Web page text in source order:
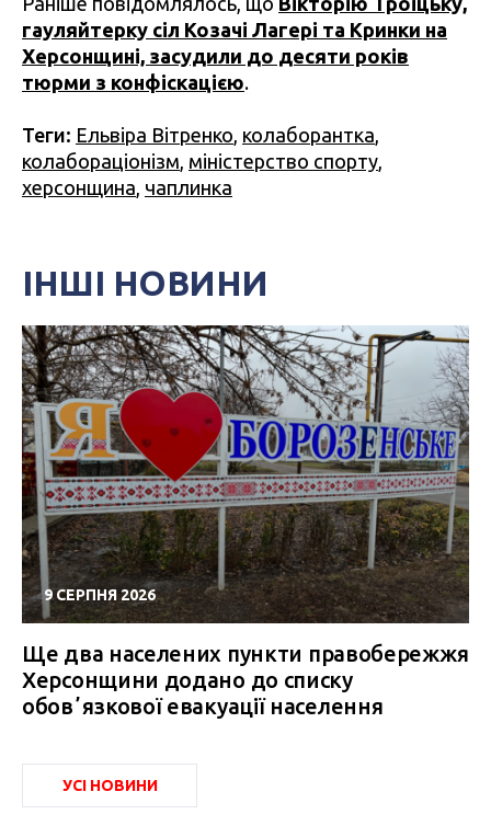
гауляйтерку сіл Козачі Лагері та Кринки на
Херсонщині, засудили до десяти років
тюрми з конфіскацією.
Теги: Ельвіра Вітренко колаборантка
колабораціонізм міністерство спорту
херсонщина чаплинка
ІНШІ НОВИНИ
9 СЕРПНЯ 2026
Ще два населених пункти правобережжя
Херсонщини додано до списку
обовʼязкової евакуації населення
УСІ НОВИНИ